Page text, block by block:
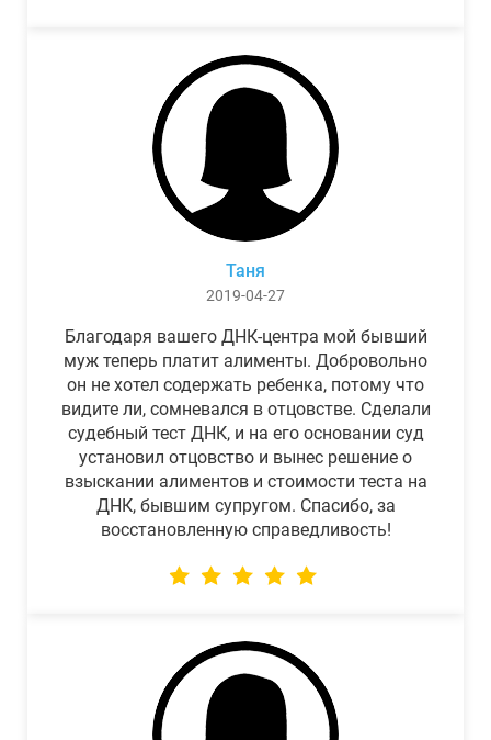
Таня
2019-04-27
Благодаря вашего ДНК-центра мой бывший
муж теперь платит алименты. Добровольно
он не хотел содержать ребенка, потому что
видите ли, сомневался в отцовстве. Сделали
судебный тест ДНК, и на его основании суд
установил отцовство и вынес решение о
взыскании алиментов и стоимости теста на
ДНК, бывшим супругом. Спасибо, за
восстановленную справедливость!